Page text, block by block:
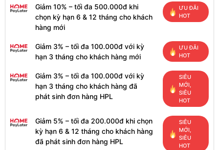
Giảm 10% – tối đa 500.000đ khi
chọn kỳ hạn 6 & 12 tháng cho khách
hàng mới
ƯU ĐÃI
HOT
Giảm 3% – tối đa 100.000đ với kỳ
hạn 3 tháng cho khách hàng mới
ƯU ĐÃI
HOT
Giảm 3% – tối đa 100.000đ với kỳ
hạn 3 tháng cho khách hàng đã
phát sinh đơn hàng HPL
SIÊU
MỚI,
SIÊU
HOT
Giảm 5% – tối đa 200.000đ khi chọn
kỳ hạn 6 & 12 tháng cho khách hàng
đã phát sinh đơn hàng HPL
SIÊU
MỚI,
SIÊU
HOT